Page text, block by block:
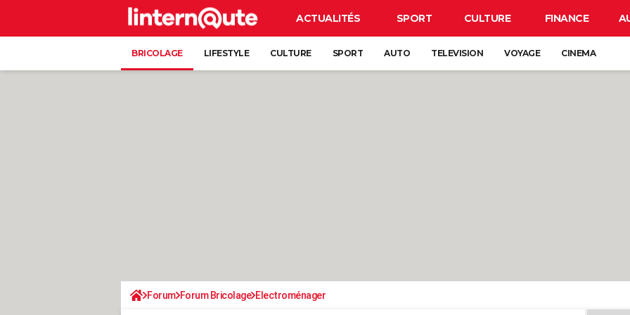
ACTUALITÉS SPORT CULTURE FINANCE
BRICOLAGE LIFESTYLE CULTURE SPORT AUTO TELEVISION VOYAGE CINEMA
Forum Forum Bricolage Electroménager